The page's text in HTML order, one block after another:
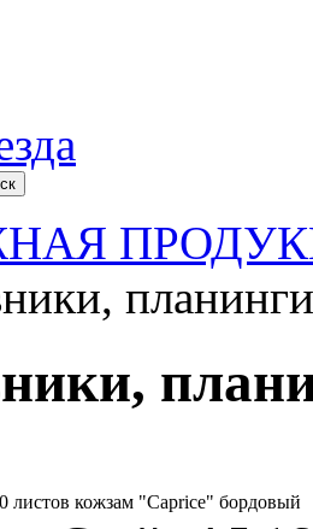
планинги
кожзам "Caprice" бордовый